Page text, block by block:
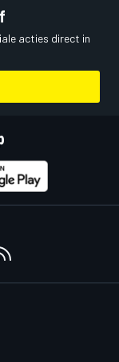
acties direct in